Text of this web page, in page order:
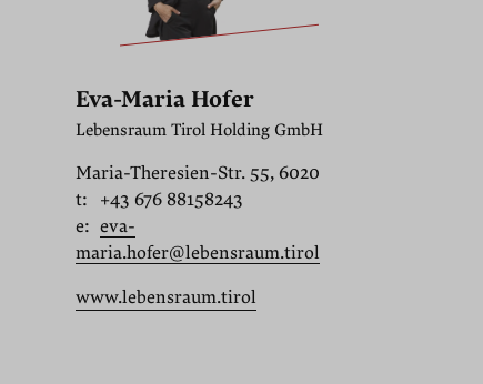
Eva-Maria Hofer
Lebensraum Tirol Holding GmbH
Maria-Theresien-Str. 55, 6020
t:
+43 676 88158243
e: eva-
maria.hofer@lebensraum.tirol
www.lebensraum.tirol